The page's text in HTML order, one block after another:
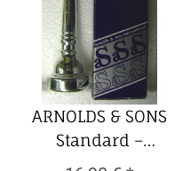
ARNOLDS & SONS
Standard –
Flügelhornmundstück